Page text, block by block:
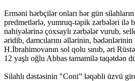
Erməni hərbçilər onları hər gün
predmetlərlə, yumruq-təpik zərbələri ilə
nahiyələrinə çoxsaylı zərbələr vurub,
əridib, damcılarını əllərinin,
H.İbrahimovanın sol qolu sınıb, əri
12 yaşlı oğlu Abbas tamamilə taqətdən
Silahlı dəstəsinin "Coni” ləqəbli üzvü